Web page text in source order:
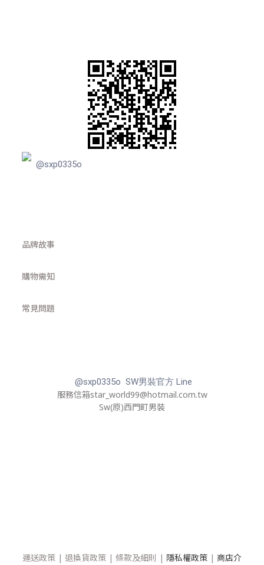
@sxp0335o
品牌故事
購物需知
常見問題
@sxp0335o SW男裝官方 Line
服務信箱star_world99@hotmail.com.tw
Sw(原)西門町男裝
運送政策 | 退換貨政策 | 條款及細則 | 隱私權政策 | 商店介